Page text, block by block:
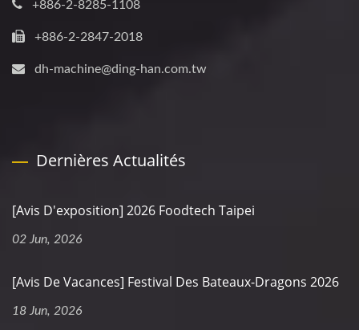
+886-2-8285-1108
+886-2-2847-2018
dh-machine@ding-han.com.tw
Dernières Actualités
[Avis D'exposition] 2026 Foodtech Taipei
02 Jun, 2026
[Avis De Vacances] Festival Des Bateaux-Dragons 2026
18 Jun, 2026